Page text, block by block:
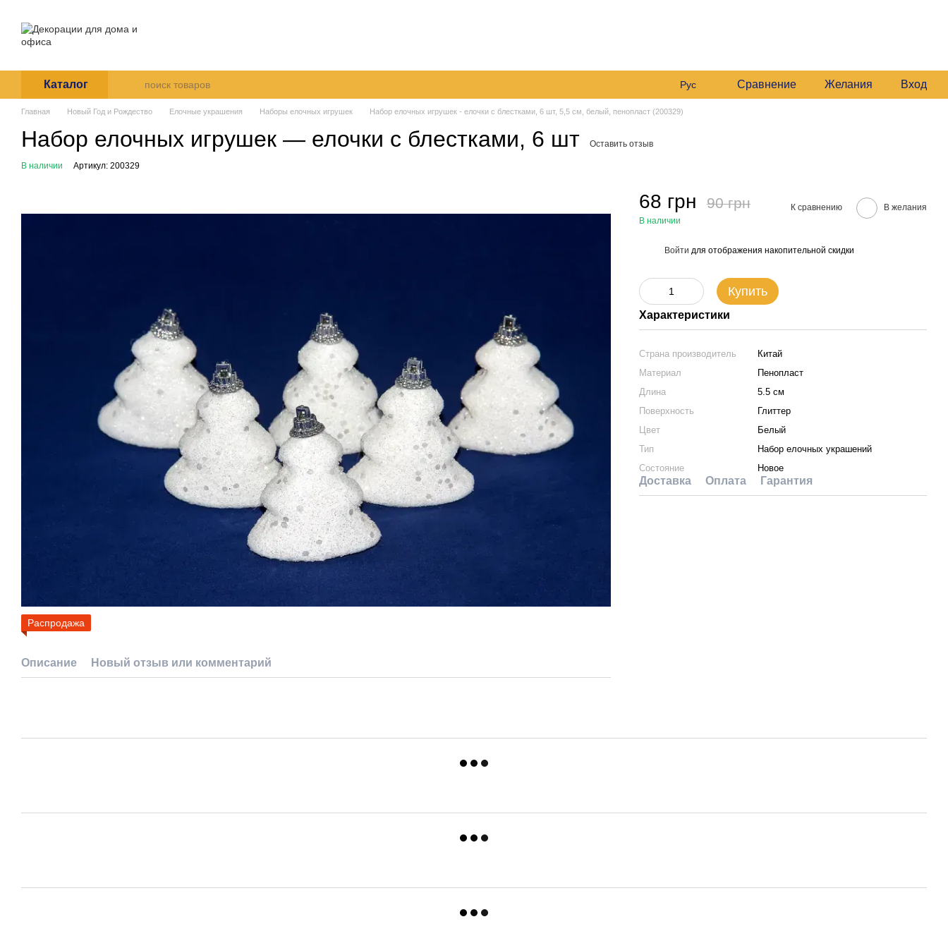
Каталог Рус Сравнение Желания Вход
Главная Новый Год и Рождество Елочные украшения Наборы елочных игрушек Набор елочных игрушек - елочки с блестками, 6 шт, 5,5 см, белый, пенопласт (200329)
Набор елочных игрушек — елочки с блестками, 6 шт Оставить отзыв
В наличии Артикул: 200329
Распродажа
Описание Новый отзыв или комментарий
68 грн 90 грн
В наличии
К сравнению В желания
Войти для отображения накопительной скидки
Купить
Характеристики
Страна производитель
Китай
Материал
Пенопласт
Длина
5.5 см
Поверхность
Глиттер
Цвет
Белый
Тип
Набор елочных украшений
Состояние
Новое
Доставка Оплата Гарантия